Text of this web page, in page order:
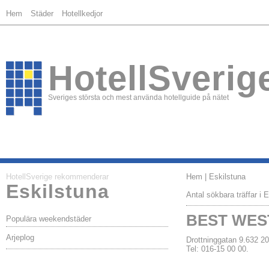
Hem Städer Hotellkedjor
Sveriges största och mest använda hotellguide på nätet
HotellSverige rekommenderar
Eskilstuna
Populära weekendstäder
Arjeplog
Hem | Eskilstuna
Antal sökbara träffar i
BEST
Drottninggatan 9.632
Tel: 016-15 00 00.